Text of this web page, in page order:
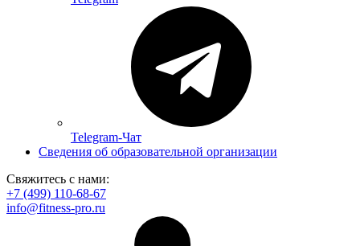
Telegram-Чат
Сведения об образовательной организации
Свяжитесь с нами:
+7 (499) 110-68-67
info@fitness-pro.ru